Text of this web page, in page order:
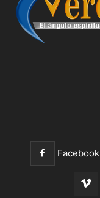
Facebook